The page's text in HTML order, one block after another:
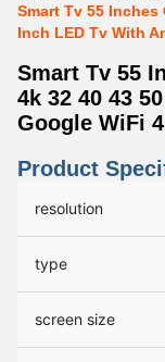
Smart Tv 55 Inches
Inch LED Tv With
Smart Tv 55
4k 32 40 43
Google WiFi
Product
resolution
type
screen size